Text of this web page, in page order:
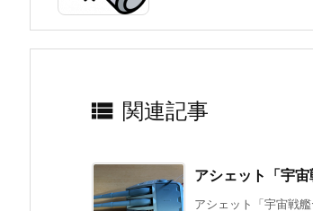
 関連記事
アシェット「宇
アシェット「宇宙戦